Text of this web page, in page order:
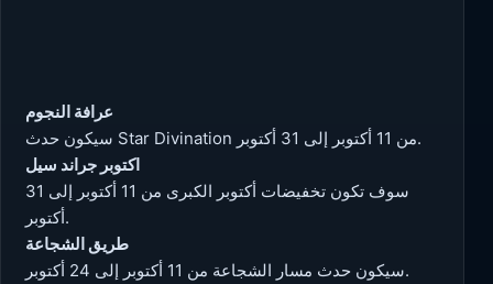
عرافة النجوم
سيكون حدث Star Divination من 11 أكتوبر إلى 31 أكتوبر.
اكتوبر جراند سيل
سوف تكون تخفيضات أكتوبر الكبرى من 11 أكتوبر إلى 31
أكتوبر.
طريق الشجاعة
سيكون حدث مسار الشجاعة من 11 أكتوبر إلى 24 أكتوبر.